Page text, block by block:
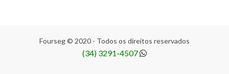
Fourseg © 2020 - Todos os direitos reservados
(34) 3291-4507